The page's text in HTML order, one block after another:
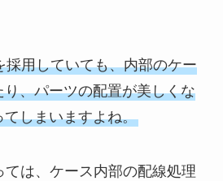
採用していても、内部のケー
、パーツの配置が美しくな
しまいますよね。
ては、ケース内部の配線処理